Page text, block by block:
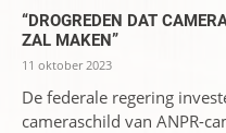
“DROGREDEN DAT
ZAL MAKEN”
11 oktober 2023
De federale regering
cameraschild van ANPR-